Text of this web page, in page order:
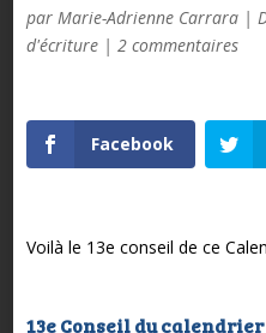
par Marie-Adrienne Carrara|
d'écriture| 2 commentaires
Facebook
Voilà le 13e conseil de ce
13e Conseil du calendrier